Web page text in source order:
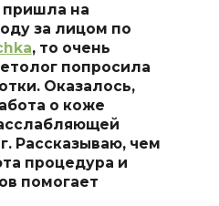
пришла на
за лицом по
, то очень
попросила
Оказалось,
о коже
Рассказываю, чем
процедура и
помогает